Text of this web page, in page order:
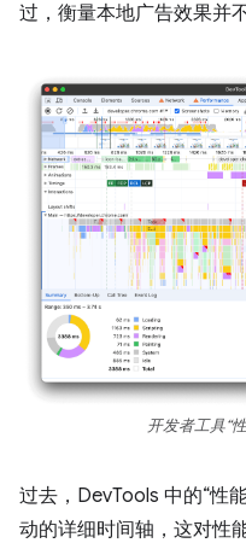
过，衡量本地广告效果并
开发者工具“
过去，DevTools 中的“性
动的详细时间轴，这对性